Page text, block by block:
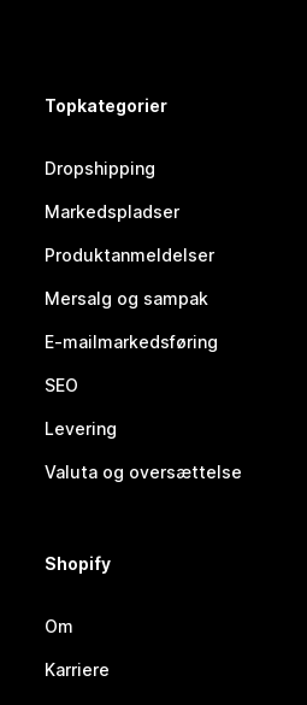
Topkategorier
Dropshipping
Markedspladser
Produktanmeldelser
Mersalg og sampak
E-mailmarkedsføring
SEO
Levering
Valuta og oversættelse
Shopify
Om
Karriere